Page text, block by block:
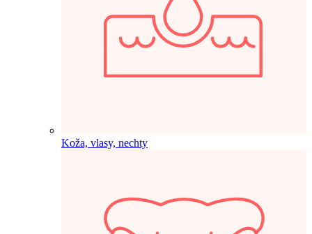
Koža, vlasy, nechty